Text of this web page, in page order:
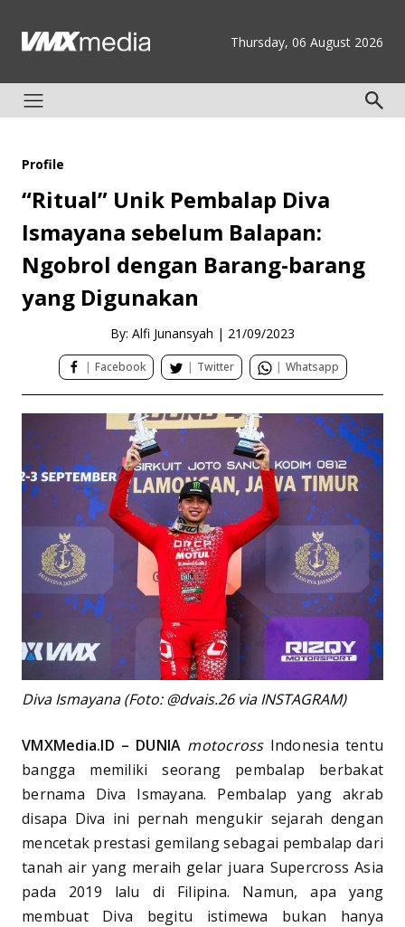
Thursday, 06 August 2026
Profile
“Ritual” Unik Pembalap Diva
Ismayana sebelum Balapan:
Ngobrol dengan Barang-barang
yang Digunakan
By: Alfi Junansyah | 21/09/2023
| Facebook | Twitter | Whatsapp
Diva Ismayana (Foto: @dvais.26 via INSTAGRAM)
VMXMedia.ID – DUNIA motocrossIndonesia tentu
bangga memiliki seorang pembalap berbakat
bernama Diva Ismayana. Pembalap yang akrab
disapa Diva ini pernah mengukir sejarah dengan
mencetak prestasi gemilang sebagai pembalap dari
tanah air yang meraih gelar juara Supercross Asia
pada 2019 lalu di Filipina. Namun, apa yang
membuat Diva begitu istimewa bukan hanya